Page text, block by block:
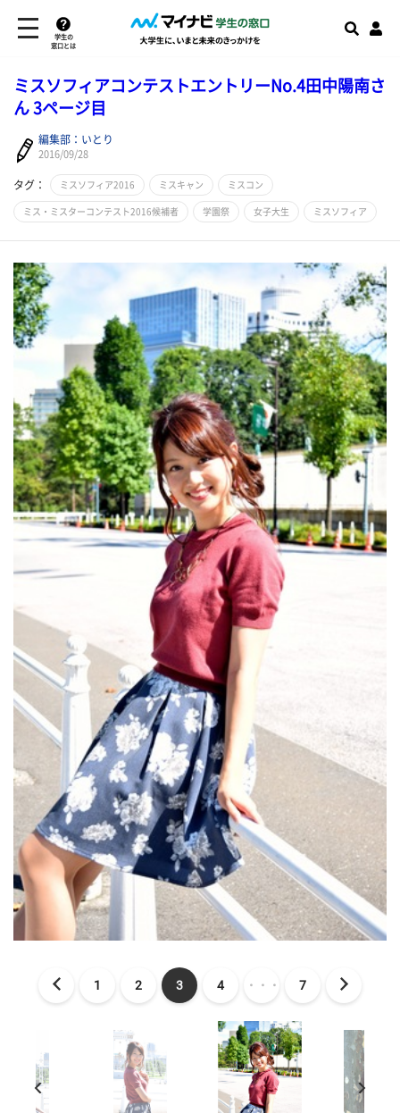
学生の
窓口とは
ミスソフィアコンテストエントリーNo.4田中陽南さ
ん 3ページ目
編集部：いとり
2016/09/28
タグ： ミスソフィア2016 ミスキャン ミスコン
ミス・ミスターコンテスト2016候補者 学園祭 女子大生 ミスソフィア
1 2 3 4 ・・・ 7